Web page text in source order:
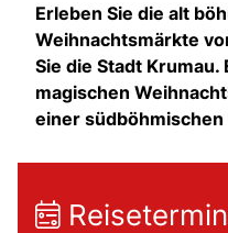
Erleben Sie die alt
Weihnachtsmärkte
Sie die Stadt Krumau.
magischen
einer